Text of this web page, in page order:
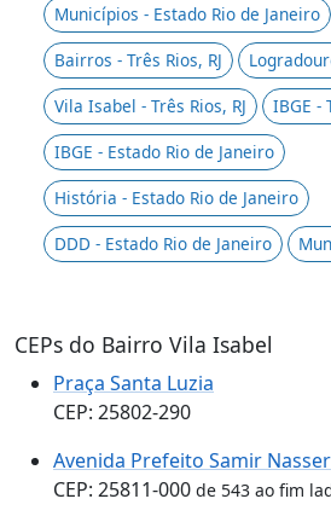
Municípios - Estado Rio de Janeiro
Bairros - Três Rios, RJ
Vila Isabel - Três Rios, RJ
IBGE -
IBGE - Estado Rio de Janeiro
História - Estado Rio de Janeiro
DDD - Estado Rio de Janeiro
CEPs do Bairro Vila Isabel
Praça Santa Luzia
CEP: 25802-290
Avenida Prefeito Samir Nasser
CEP: 25811-000 de 543 ao fim